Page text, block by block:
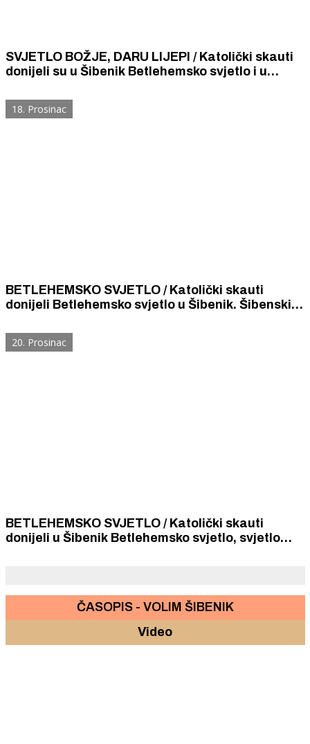
SVJETLO BOŽJE, DARU LIJEPI / Katolički skauti
donijeli su u Šibenik Betlehemsko svjetlo i u
biskupu Tomislavu Rogiću.
18. Prosinac
BETLEHEMSKO SVJETLO / Katolički skauti
donijeli Betlehemsko svjetlo u Šibenik. Šibenski
Betlehemu.
20. Prosinac
BETLEHEMSKO SVJETLO / Katolički skauti
donijeli u Šibenik Betlehemsko svjetlo, svjetlo
ČASOPIS - VOLIM ŠIBENIK
Video